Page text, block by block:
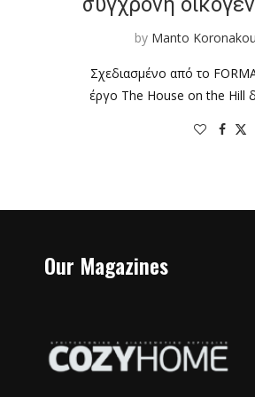
by Manto Koronakou
Σχεδιασμένο από το
έργο The House on the Hill
Our Magazines